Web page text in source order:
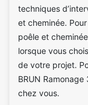
techniques
et cheminée.
poêle et
lorsque vous
de votre projet.
BRUN
chez vous.